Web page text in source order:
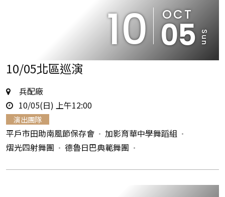
10 OCT
05 Sun
10/05北區巡演
地
點
兵配廠
時
間
10/05(日) 上午12:00
演出團隊
平戶市田助南風節保存會
加影育華中學舞蹈組
熠光四射舞團
德魯日巴典範舞團